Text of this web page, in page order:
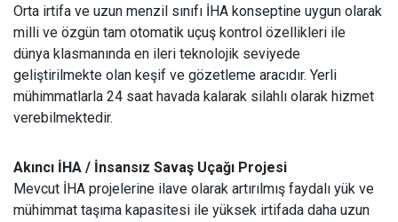
Orta irtifa ve uzun menzil sınıfı İHA konseptine uygun olarak
milli ve özgün tam otomatik uçuş kontrol özellikleri ile
dünya klasmanında en ileri teknolojik seviyede
geliştirilmekte olan keşif ve gözetleme aracıdır. Yerli
mühimmatlarla 24 saat havada kalarak silahlı olarak hizmet
verebilmektedir.
Akıncı İHA / İnsansız Savaş Uçağı Projesi
Mevcut İHA projelerine ilave olarak artırılmış faydalı yük ve
mühimmat taşıma kapasitesi ile yüksek irtifada daha uzun